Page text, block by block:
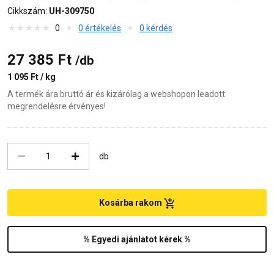
Cikkszám: UH-309750
0
0 értékelés 0 kérdés
27 385 Ft /db
1 095 Ft / kg
A termék ára bruttó ár és kizárólag a webshopon leadott
megrendelésre érvényes!
db
% Egyedi ajánlatot kérek %
Kosárba rakom